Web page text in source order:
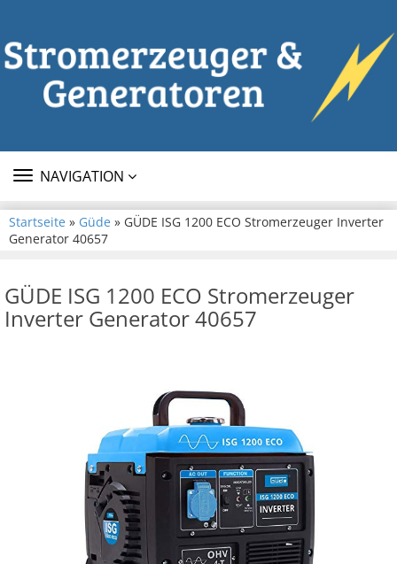
TOGGLE
NAVIGATION
Startseite » Güde » GÜDE ISG 1200 ECO Stromerzeuger Inverter
Generator 40657
GÜDE ISG 1200 ECO Stromerzeuger
Inverter Generator 40657